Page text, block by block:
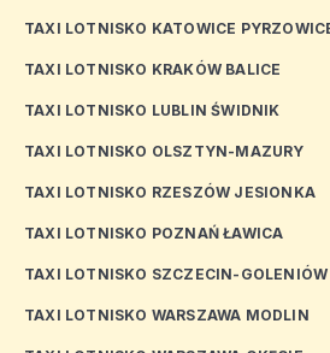
TAXI LOTNISKO KATOWICE
TAXI LOTNISKO KRAKÓW BALICE
TAXI LOTNISKO LUBLIN ŚWIDNIK
TAXI LOTNISKO OLSZTYN-MAZURY
TAXI LOTNISKO RZESZÓW JESIONKA
TAXI LOTNISKO POZNAŃ ŁAWICA
TAXI LOTNISKO SZCZECIN-GOLENIÓW
TAXI LOTNISKO WARSZAWA MODLIN